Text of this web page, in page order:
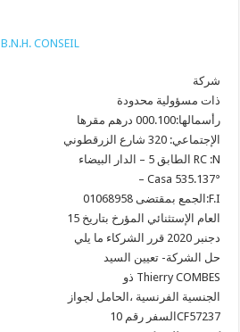
B.N.H. CONSEIL
شركة
ذات مسؤولية محدودة
رأسمالها:000.100 درهم مقرها
الإجتماعي: 320 شارع الزرقطوني
الطابق 5 – الدار البيضاء RC :N
– Casa 535.137°
الجمع بمقتضى 01068958:F.I
العام الإستثنائي المؤرخ بتاريخ 15
دجنبر 2020 قرر الشركاء ما يلي
حل الشركة- تعيين السيد
ذو Thierry COMBES
الجنسية الفرنسية ،الحامل لجواز
السفر رقم 10CF57237